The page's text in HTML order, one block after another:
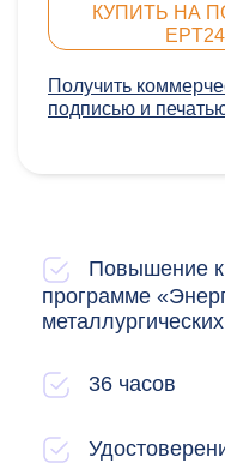
Повышение
программе
36 часов
КУПИТЬ НА
EPT24
Получить
подписью и